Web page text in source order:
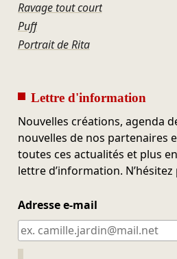
Ravage tout court
Puff
Portrait de Rita
Lettre d'information
Nouvelles créations, agenda
nouvelles de nos partenaires
toutes ces actualités et plus
lettre d’information.
Adresse e-mail